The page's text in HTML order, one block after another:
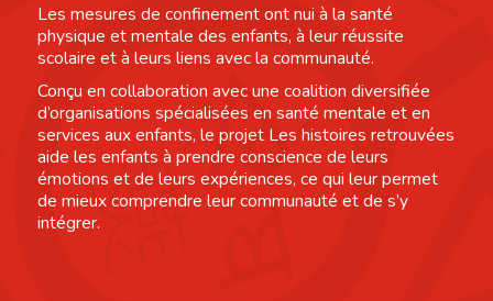
Les mesures de confinement ont nui à la santé
physique et mentale des enfants, à leur réussite
scolaire et à leurs liens avec la communauté.
Conçu en collaboration avec une coalition diversifiée
d’organisations spécialisées en santé mentale et en
services aux enfants, le projet Les histoires retrouvées
aide les enfants à prendre conscience de leurs
émotions et de leurs expériences, ce qui leur permet
de mieux comprendre leur communauté et de s’y
intégrer.